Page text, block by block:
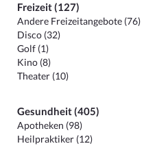
Freizeit (127)
Andere Freizeitangebote (76)
Disco (32)
Golf (1)
Kino (8)
Theater (10)
Gesundheit (405)
Apotheken (98)
Heilpraktiker (12)